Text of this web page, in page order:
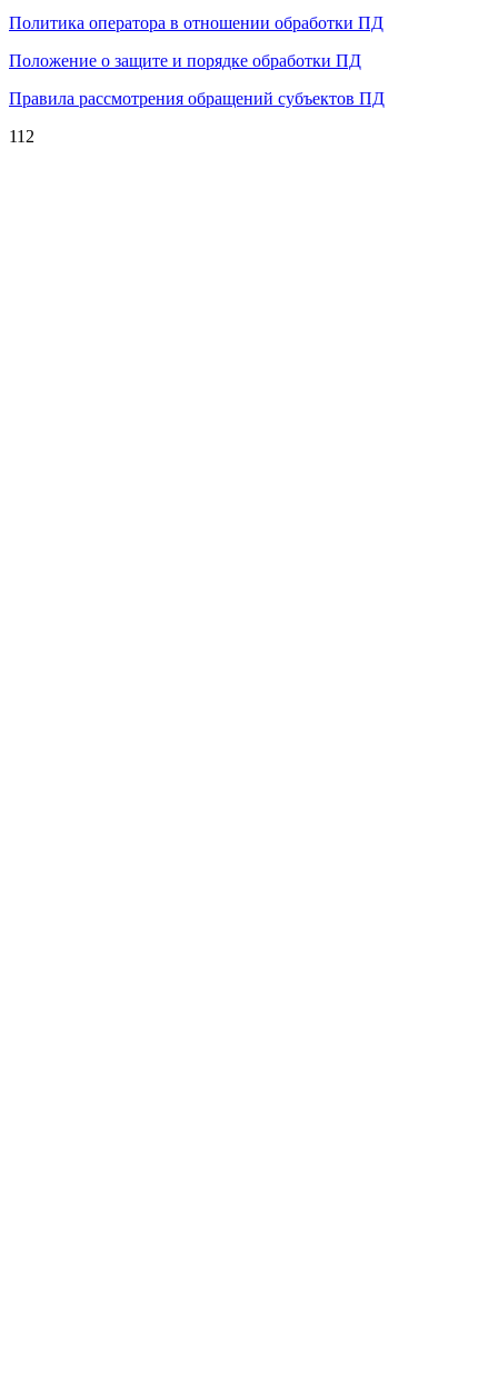
Политика оператора в отношении обработки ПД
Положение о защите и порядке обработки ПД
Правила рассмотрения обращений субъектов ПД
112